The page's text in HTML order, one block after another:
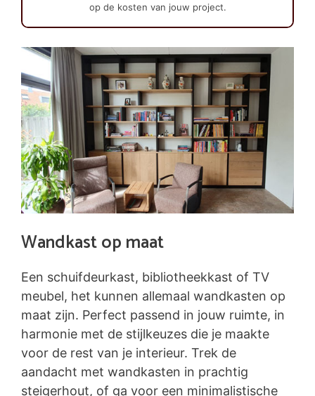
op de kosten van jouw project.
Wandkast op maat
Een schuifdeurkast, bibliotheekkast of TV
meubel, het kunnen allemaal wandkasten op
maat zijn. Perfect passend in jouw ruimte, in
harmonie met de stijlkeuzes die je maakte
voor de rest van je interieur. Trek de
aandacht met wandkasten in prachtig
steigerhout, of ga voor een minimalistische